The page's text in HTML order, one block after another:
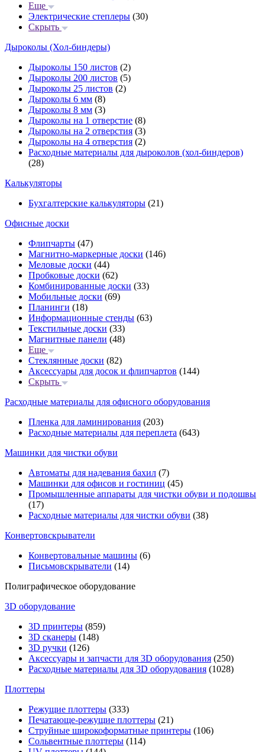
Еще
Электрические степлеры (30)
Скрыть
Дыроколы (Хол-биндеры)
Дыроколы 150 листов (2)
Дыроколы 200 листов (5)
Дыроколы 25 листов (2)
Дыроколы 6 мм (8)
Дыроколы 8 мм (3)
Дыроколы на 1 отверстие (8)
Дыроколы на 2 отверстия (3)
Дыроколы на 4 отверстия (2)
Расходные материалы для дыроколов (хол-биндеров)
(28)
Калькуляторы
Бухгалтерские калькуляторы (21)
Офисные доски
Флипчарты (47)
Магнитно-маркерные доски (146)
Меловые доски (44)
Пробковые доски (62)
Комбинированные доски (33)
Мобильные доски (69)
Планинги (18)
Информационные стенды (63)
Текстильные доски (33)
Магнитные панели (48)
Еще
Стеклянные доски (82)
Аксессуары для досок и флипчартов (144)
Скрыть
Расходные материалы для офисного оборудования
Пленка для ламинирования (203)
Расходные материалы для переплета (643)
Машинки для чистки обуви
Автоматы для надевания бахил (7)
Машинки для офисов и гостиниц (45)
Промышленные аппараты для чистки обуви и подошвы
(17)
Расходные материалы для чистки обуви (38)
Конвертовскрыватели
Конвертовальные машины (6)
Письмовскрыватели (14)
Полиграфическое оборудование
3D оборудование
3D принтеры (859)
3D сканеры (148)
3D ручки (126)
Аксессуары и запчасти для 3D оборудования (250)
Расходные материалы для 3D оборудования (1028)
Плоттеры
Режущие плоттеры (333)
Печатающе-режущие плоттеры (21)
Струйные широкоформатные принтеры (106)
Сольвентные плоттеры (114)